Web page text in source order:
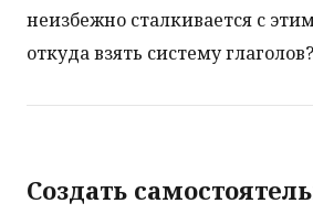
неизбежно сталкивается с
откуда взять систему глаголов?
Создать